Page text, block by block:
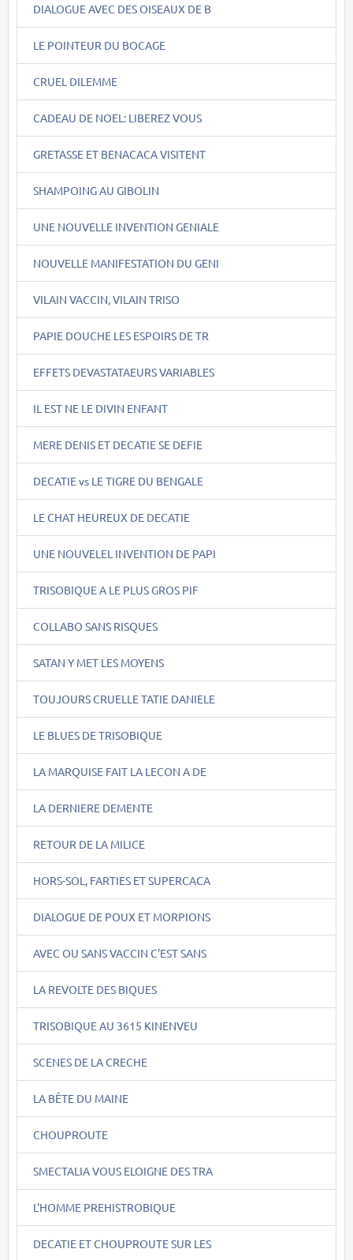
DIALOGUE AVEC DES OISEAUX DE B
LE POINTEUR DU BOCAGE
CRUEL DILEMME
CADEAU DE NOEL: LIBEREZ VOUS
GRETASSE ET BENACACA VISITENT
SHAMPOING AU GIBOLIN
UNE NOUVELLE INVENTION GENIALE
NOUVELLE MANIFESTATION DU GENI
VILAIN VACCIN, VILAIN TRISO
PAPIE DOUCHE LES ESPOIRS DE TR
EFFETS DEVASTATAEURS VARIABLES
IL EST NE LE DIVIN ENFANT
MERE DENIS ET DECATIE SE DEFIE
DECATIE vs LE TIGRE DU BENGALE
LE CHAT HEUREUX DE DECATIE
UNE NOUVELEL INVENTION DE PAPI
TRISOBIQUE A LE PLUS GROS PIF
COLLABO SANS RISQUES
SATAN Y MET LES MOYENS
TOUJOURS CRUELLE TATIE DANIELE
LE BLUES DE TRISOBIQUE
LA MARQUISE FAIT LA LECON A DE
LA DERNIERE DEMENTE
RETOUR DE LA MILICE
HORS-SOL, FARTIES ET SUPERCACA
DIALOGUE DE POUX ET MORPIONS
AVEC OU SANS VACCIN C'EST SANS
LA REVOLTE DES BIQUES
TRISOBIQUE AU 3615 KINENVEU
SCENES DE LA CRECHE
LA BÊTE DU MAINE
CHOUPROUTE
SMECTALIA VOUS ELOIGNE DES TRA
L'HOMME PREHISTROBIQUE
DECATIE ET CHOUPROUTE SUR LES